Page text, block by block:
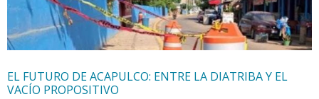
EL FUTURO DE ACAPULCO: ENTRE LA DIATRIBA Y EL
VACÍO PROPOSITIVO